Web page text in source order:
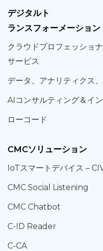
デジタルト
ランスフォーメーション
クラウドプロフェッショ
サービス
データ、 アナリティクス、
AIコンサルティング＆ イ
ローコード
CMCソリューション
IoTスマートデバイス –
CMC Social Listening
CMC Chatbot
C-ID Reader
C-CA